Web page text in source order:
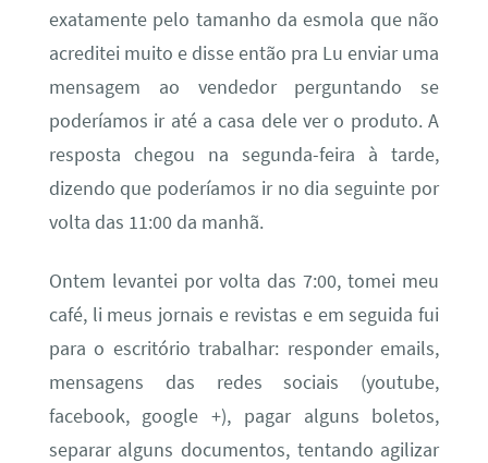
exatamente pelo tamanho da esmola que não
acreditei muito e disse então pra Lu enviar uma
mensagem ao vendedor perguntando se
poderíamos ir até a casa dele ver o produto.A
resposta chegou na segunda-feira à tarde,
dizendo que poderíamos ir no dia seguinte por
volta das 11:00 da manhã.
Ontem levantei por volta das 7:00, tomei meu
café, li meus jornais e revistas e em seguida fui
para o escritório trabalhar: responder emails,
mensagens das redes sociais (youtube,
facebook, google +), pagar alguns boletos,
separar alguns documentos, tentando agilizar